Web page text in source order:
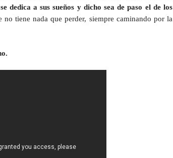
dedica a sus sueños y dicho sea de paso el de los
tiene nada que perder, siempre caminando por la